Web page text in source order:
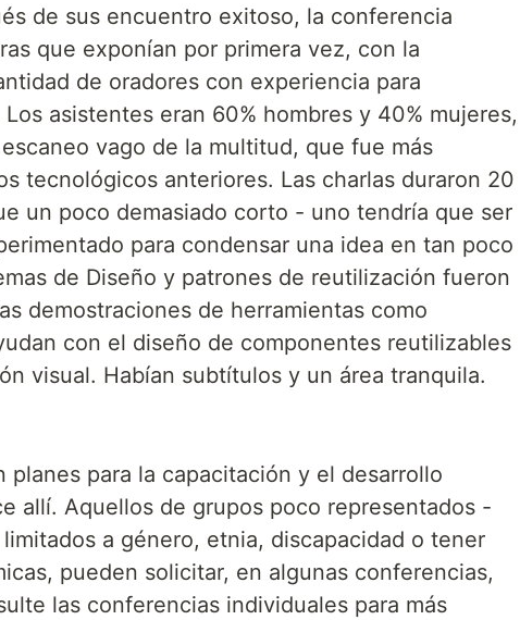
de sus encuentro exitoso, la conferencia
que exponían por primera vez, con la
de oradores con experiencia para
asistentes eran 60% hombres y 40% mujeres,
vago de la multitud, que fue más
tecnológicos anteriores. Las charlas duraron 20
un poco demasiado corto - uno tendría que ser
para condensar una idea en tan poco
de Diseño y patrones de reutilización fueron
demostraciones de herramientas como
con el diseño de componentes reutilizables
visual. Habían subtítulos y un área tranquila.
planes para la capacitación y el desarrollo
allí. Aquellos de grupos poco representados -
a género, etnia, discapacidad o tener
pueden solicitar, en algunas conferencias,
las conferencias individuales para más